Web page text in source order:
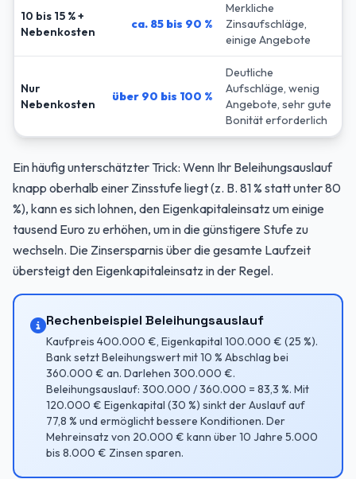
10 bis 15 % +
Nebenkosten
ca. 85 bis 90 %
Merkliche
Zinsaufschläge,
einige Angebote
Nur
Nebenkosten
über 90 bis 100 %
Deutliche
Aufschläge, wenig
Angebote, sehr gute
Bonität erforderlich
Ein häufig unterschätzter Trick: Wenn Ihr Beleihungsauslauf
knapp oberhalb einer Zinsstufe liegt (z. B. 81 % statt unter 80
%), kann es sich lohnen, den Eigenkapitaleinsatz um einige
tausend Euro zu erhöhen, um in die günstigere Stufe zu
wechseln. Die Zinsersparnis über die gesamte Laufzeit
übersteigt den Eigenkapitaleinsatz in der Regel.
Rechenbeispiel Beleihungsauslauf
Kaufpreis 400.000 €, Eigenkapital 100.000 € (25 %).
Bank setzt Beleihungswert mit 10 % Abschlag bei
360.000 € an. Darlehen 300.000 €.
Beleihungsauslauf: 300.000 / 360.000 = 83,3 %. Mit
120.000 € Eigenkapital (30 %) sinkt der Auslauf auf
77,8 % und ermöglicht bessere Konditionen. Der
Mehreinsatz von 20.000 € kann über 10 Jahre 5.000
bis 8.000 € Zinsen sparen.